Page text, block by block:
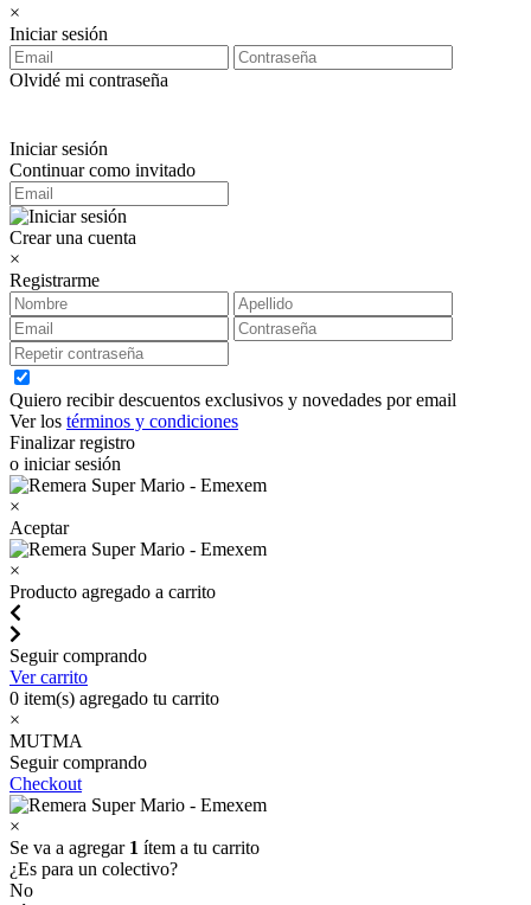
×
Iniciar sesión
Olvidé mi contraseña
Iniciar sesión
Continuar como invitado
Crear una cuenta
×
Registrarme
Quiero recibir descuentos exclusivos y novedades por email
Ver los términos y condiciones
Finalizar registro
o iniciar sesión
×
Aceptar
×
Producto agregado a carrito
Seguir comprando
Ver carrito
0 item(s) agregado tu carrito
×
MUTMA
Seguir comprando
Checkout
×
Se va a agregar 1 ítem a tu carrito
¿Es para un colectivo?
No